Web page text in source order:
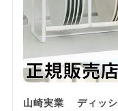
山崎実業 ディッ